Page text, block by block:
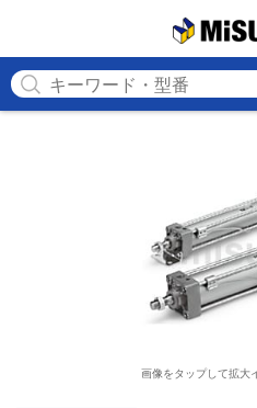
画像をタップして拡大